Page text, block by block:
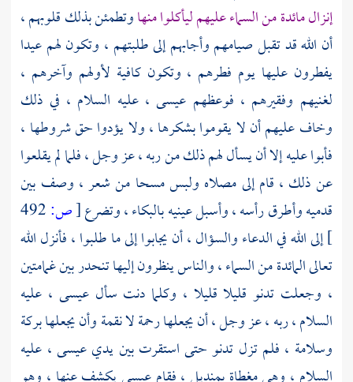
إنزال مائدة من السماء عليهم ليأكلوا منهاوتطمئن بذلك قلوبهم ،
أن الله قد تقبل صيامهم وأجابهم إلى طلبتهم ، وتكون لهم عيدا
يفطرون عليها يوم فطرهم ، وتكون كافية لأولهم وآخرهم ،
لغنيهم وفقيرهم ، فوعظهم عيسى ، عليه السلام ، في ذلك
وخاف عليهم أن لا يقوموا بشكرها ، ولا يؤدوا حق شروطها ،
فأبوا عليه إلا أن يسأل لهم ذلك من ربه ، عز وجل ، فلما لم يقلعوا
عن ذلك ، قام إلى مصلاه ولبس مسحا من شعر ، وصف بين
قدميه وأطرق رأسه ، وأسبل عينيه بالبكاء ، وتضرع[ص:492
]إلى الله في الدعاء والسؤال ، أن يجابوا إلى ما طلبوا ، فأنزل الله
تعالى المائدة من السماء ، والناس ينظرون إليها تنحدر بين غمامتين
، وجعلت تدنو قليلا قليلا ، وكلما دنت سألعيسى ، عليه
السلام ، ربه ، عز وجل ، أن يجعلها رحمة لا نقمة وأن يجعلها بركة
وسلامة ، فلم تزل تدنو حتى استقرت بين يديعيسى، عليه